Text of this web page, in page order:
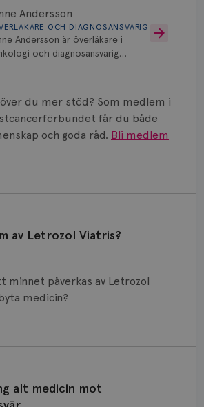
Andersson
OCH DIAGNOSANSVARIG
Andersson är överläkare i
och diagnosansvarig
i Umeå.
du mer stöd? Som medlem i
får du både
och goda råd. Bli medlem
av Letrozol Viatris?
minnet påverkas av Letrozol
jag byta medicin?
hormonsänkande behandling
alt medicin mot